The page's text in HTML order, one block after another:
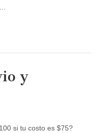
y
si tu costo es $75?